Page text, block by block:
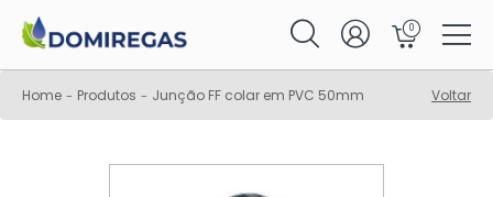
0
Home - Produtos - Junção FF colar em PVC 50mm Voltar